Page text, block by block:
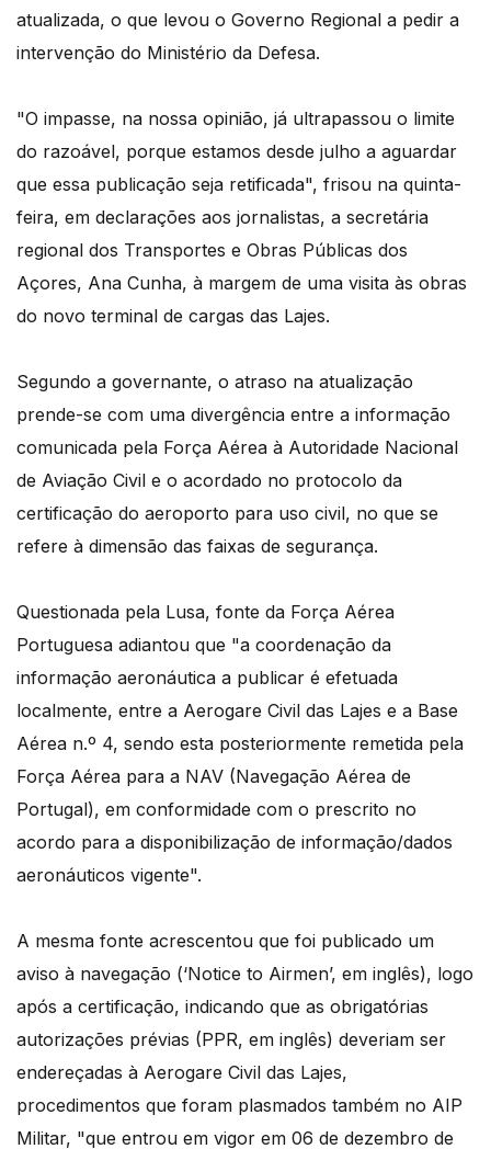
atualizada, o que levou o Governo Regional a pedir a
intervenção do Ministério da Defesa.
"O impasse, na nossa opinião, já ultrapassou o limite
do razoável, porque estamos desde julho a aguardar
que essa publicação seja retificada", frisou na quinta-
feira, em declarações aos jornalistas, a secretária
regional dos Transportes e Obras Públicas dos
Açores, Ana Cunha, à margem de uma visita às obras
do novo terminal de cargas das Lajes.
Segundo a governante, o atraso na atualização
prende-se com uma divergência entre a informação
comunicada pela Força Aérea à Autoridade Nacional
de Aviação Civil e o acordado no protocolo da
certificação do aeroporto para uso civil, no que se
refere à dimensão das faixas de segurança.
Questionada pela Lusa, fonte da Força Aérea
Portuguesa adiantou que "a coordenação da
informação aeronáutica a publicar é efetuada
localmente, entre a Aerogare Civil das Lajes e a Base
Aérea n.º 4, sendo esta posteriormente remetida pela
Força Aérea para a NAV (Navegação Aérea de
Portugal), em conformidade com o prescrito no
acordo para a disponibilização de informação/dados
aeronáuticos vigente".
A mesma fonte acrescentou que foi publicado um
aviso à navegação (‘Notice to Airmen’, em inglês), logo
após a certificação, indicando que as obrigatórias
autorizações prévias (PPR, em inglês) deveriam ser
endereçadas à Aerogare Civil das Lajes,
procedimentos que foram plasmados também no AIP
Militar, "que entrou em vigor em 06 de dezembro de